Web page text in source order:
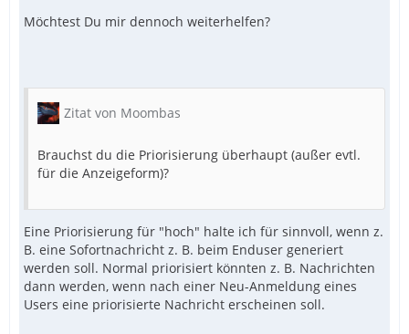
Möchtest Du mir dennoch weiterhelfen?
Zitat von Moombas
Brauchst du die Priorisierung überhaupt (außer evtl.
für die Anzeigeform)?
Eine Priorisierung für "hoch" halte ich für sinnvoll, wenn z.
B. eine Sofortnachricht z. B. beim Enduser generiert
werden soll. Normal priorisiert könnten z. B. Nachrichten
dann werden, wenn nach einer Neu-Anmeldung eines
Users eine priorisierte Nachricht erscheinen soll.